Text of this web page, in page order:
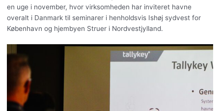
en uge i november, hvor virksomheden har inviteret havne
overalt i Danmark til seminarer i henholdsvis Ishøj sydvest for
København og hjembyen Struer i Nordvestjylland.